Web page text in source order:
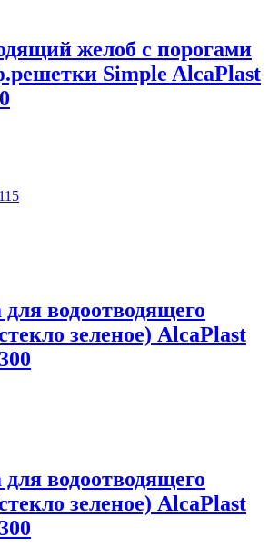
желоб с порогами
Simple AlcaPlast
водоотводящего
зеленое) AlcaPlast
водоотводящего
зеленое) AlcaPlast